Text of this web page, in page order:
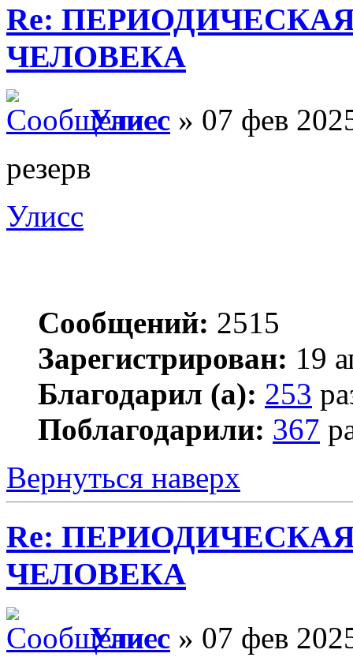
Re:
ЧЕЛОВЕКА
Улисс » 07 фев
резерв
Улисс
Сообщений: 2515
Зарегистрирован: 19
Благодарил (а): 253
Поблагодарили: 367
Вернуться наверх
Re:
ЧЕЛОВЕКА
Улисс » 07 фев